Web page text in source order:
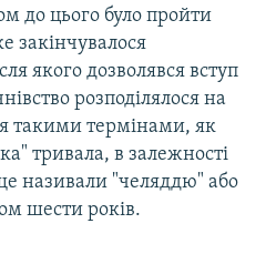
до цього було пройти
закінчувалося
якого дозволявся вступ
розподілялося на
такими термінами, як
тривала, в залежності
називали "челяддю" або
шести років.